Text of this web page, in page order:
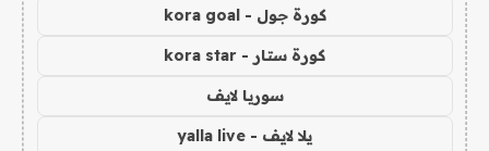
كورة جول - kora goal
كورة ستار - kora star
سوريا لايف
يلا لايف - yalla live